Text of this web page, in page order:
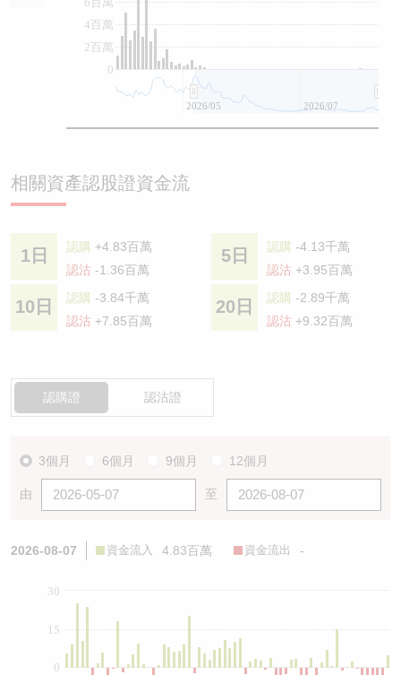
0
2百萬
4百萬
2026/05 2026/07
相關資產認股證資金流
1日 認購 +4.83百萬
認沽 -1.36百萬
5日 認購 -4.13千萬
認沽 +3.95百萬
10日 認購 -3.84千萬
認沽 +7.85百萬
20日 認購 -2.89千萬
認沽 +9.32百萬
認購證 認沽證
3個月 6個月 9個月 12個月
由 至
2026-08-07 資金流入 4.83百萬 資金流出 -
0
15
30